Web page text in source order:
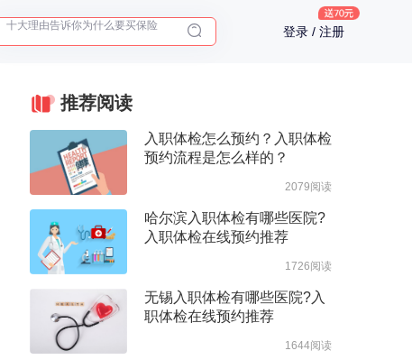
入职体检在线预约
2025年了，给父母预约体检
登录 / 注册
推荐阅读
入职体检怎么预约？入职体检
预约流程是怎么样的？
2079阅读
哈尔滨入职体检有哪些医院?
入职体检在线预约推荐
1726阅读
无锡入职体检有哪些医院?入
职体检在线预约推荐
1644阅读